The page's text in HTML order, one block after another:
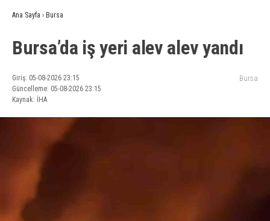
Ana Sayfa › Bursa
Bursa’da iş yeri alev alev yandı
Giriş: 05-08-2026 23:15
Güncelleme: 05-08-2026 23:15
Kaynak: İHA
Bursa